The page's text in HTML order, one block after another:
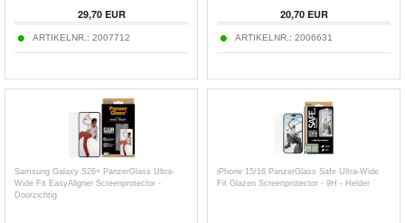
29,70EUR
ARTIKELNR.: 2007712
20,70EUR
ARTIKELNR.: 2006631
Samsung Galaxy S26+ PanzerGlass Ultra-
Wide Fit EasyAligner Screenprotector -
Doorzichtig
iPhone 15/16 PanzerGlass Safe Ultra-Wide
Fit Glazen Screenprotector - 9H - Helder